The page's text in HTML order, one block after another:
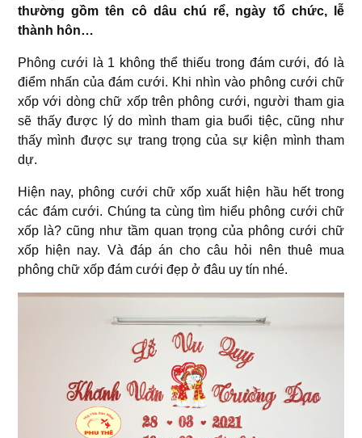
thường gồm tên cô dâu chú rể, ngày tổ chức, lễ
thành hôn…
Phông cưới là 1 không thể thiếu trong đám cưới, đó là
điểm nhấn của đám cưới. Khi nhìn vào phông cưới chữ
xốp với dòng chữ xốp trên phông cưới, người tham gia
sẽ thấy được lý do mình tham gia buổi tiệc, cũng như
thấy mình được sự trang trọng của sự kiện mình tham
dự.
Hiện nay, phông cưới chữ xốp xuất hiện hầu hết trong
các đám cưới. Chúng ta cùng tìm hiểu phông cưới chữ
xốp là? cũng như tầm quan trọng của phông cưới chữ
xốp hiện nay. Và đáp án cho câu hỏi nên thuê mua
phông chữ xốp đám cưới đẹp ở đâu uy tín nhé.